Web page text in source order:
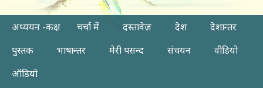
अध्ययन -कक्ष चर्चा में दस्तावेज़ देश
देशान्तर
पुस्तक
भाषान्तर मेरी पसन्द संचयन
वीडियो
ऑडियो